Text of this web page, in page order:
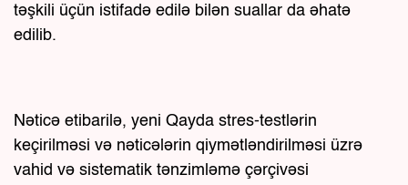
təşkili üçün istifadə edilə bilən suallar da əhatə
edilib.
Nəticə etibarilə, yeni Qayda stres-testlərin
keçirilməsi və nəticələrin qiymətləndirilməsi üzrə
vahid və sistematik tənzimləmə çərçivəsi